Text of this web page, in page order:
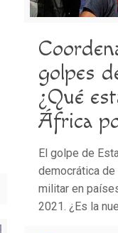
golpes
¿Qué
África
El golpe de
democrática de
militar en
2021. ¿Es la